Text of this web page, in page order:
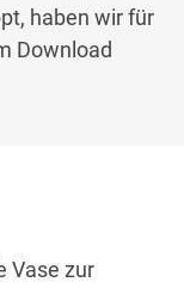
haben wir für
Download
Vase zur